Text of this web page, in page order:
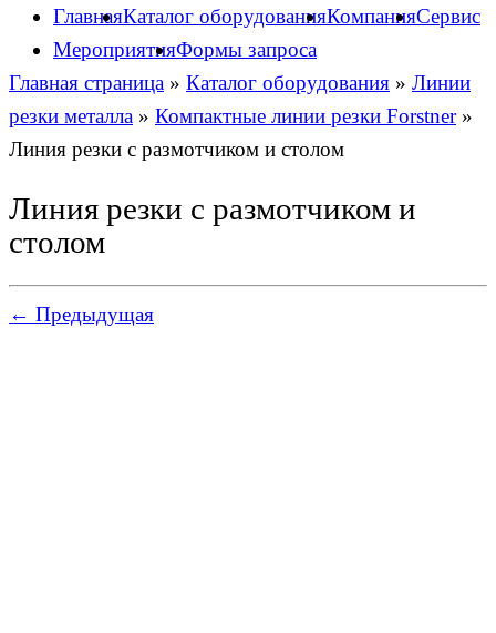
ГлавнаяКаталог оборудованияКомпанияСервис
МероприятияФормы запроса
Главная страница » Каталог оборудования » Линии
резки металла » Компактные линии резки Forstner»
Линия резки с размотчиком и столом
Линия резки с размотчиком и
столом
← Предыдущая